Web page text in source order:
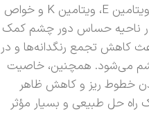
روغن بادام شیرین به دلیل داشتن ویتامین E، ویتامین K و خواص
ناحیه حساس دور چشم کمک
کاهش تجمع رنگدانه‌ها و در
می‌شود. همچنین، خاصیت
خطوط ریز و کاهش ظاهر
حل طبیعی و بسیار مؤثر